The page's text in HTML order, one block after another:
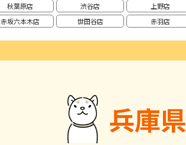
秋葉原店
赤坂六本木店
渋谷店
世田谷店
上野店
赤羽店
兵庫県